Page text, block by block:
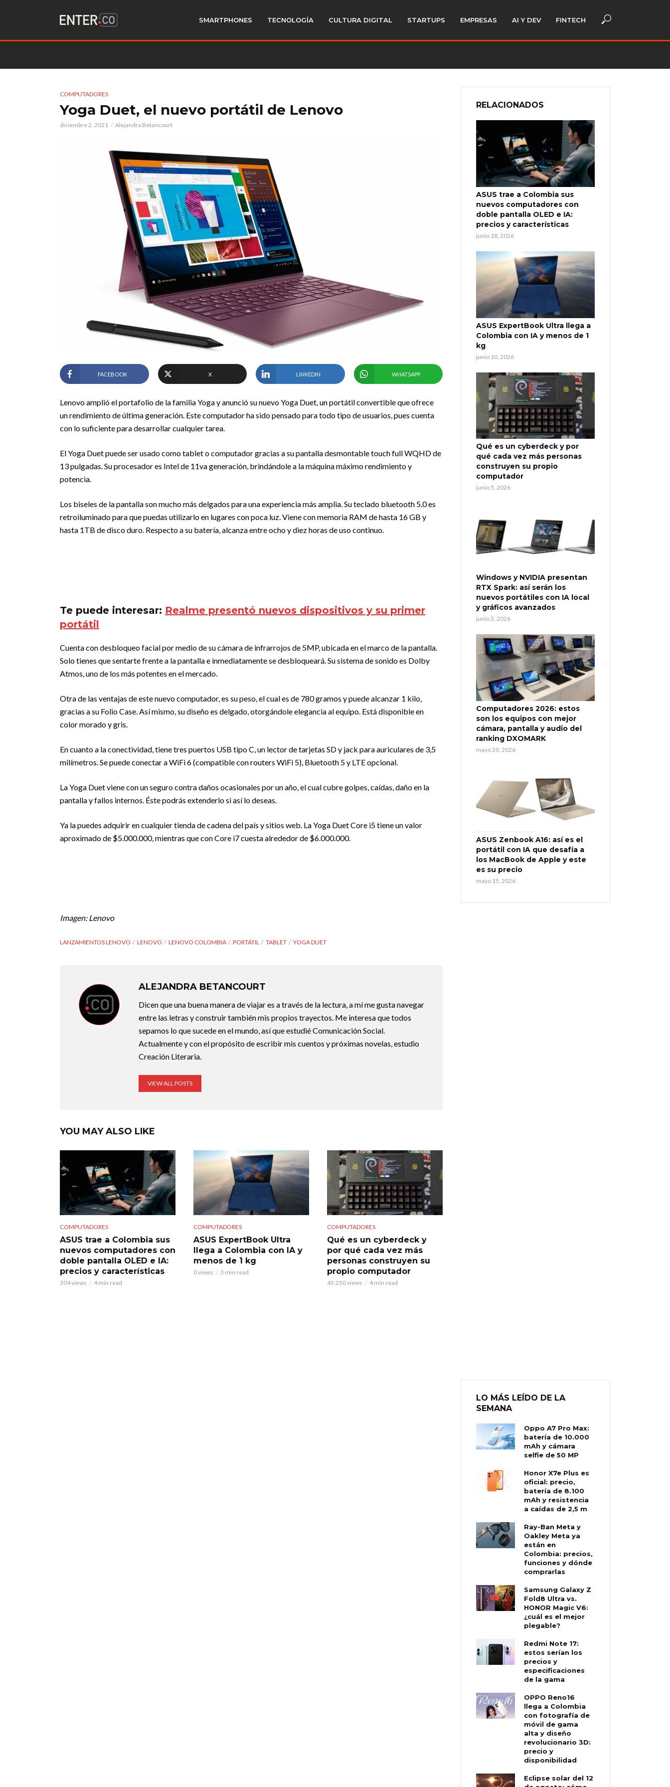
SMARTPHONES TECNOLOGÍA CULTURA DIGITAL STARTUPS EMPRESAS AI Y DEV FINTECH
COMPUTADORES
Yoga Duet, el nuevo portátil de Lenovo
diciembre 2, 2021 Alejandra Betancourt
FACEBOOK X LINKEDIN WHATSAPP
Lenovo amplió el portafolio de la familia Yoga y anunció su nuevo Yoga Duet, un portátil convertible que ofrece
un rendimiento de última generación. Este computador ha sido pensado para todo tipo de usuarios, pues cuenta
con lo suficiente para desarrollar cualquier tarea.
El Yoga Duet puede ser usado como tablet o computador gracias a su pantalla desmontable touch full WQHD de
13 pulgadas. Su procesador es Intel de 11va generación, brindándole a la máquina máximo rendimiento y
potencia.
Los biseles de la pantalla son mucho más delgados para una experiencia más amplia. Su teclado bluetooth 5.0 es
retroiluminado para que puedas utilizarlo en lugares con poca luz. Viene con memoria RAM de hasta 16 GB y
hasta 1TB de disco duro. Respecto a su batería, alcanza entre ocho y diez horas de uso continuo.
Te puede interesar: Realme presentó nuevos dispositivos y su primer
portátil
Cuenta con desbloqueo facial por medio de su cámara de infrarrojos de 5MP, ubicada en el marco de la pantalla.
Solo tienes que sentarte frente a la pantalla e inmediatamente se desbloqueará. Su sistema de sonido es Dolby
Atmos, uno de los más potentes en el mercado.
Otra de las ventajas de este nuevo computador, es su peso, el cual es de 780 gramos y puede alcanzar 1 kilo,
gracias a su Folio Case. Así mismo, su diseño es delgado, otorgándole elegancia al equipo. Está disponible en
color morado y gris.
En cuanto a la conectividad, tiene tres puertos USB tipo C, un lector de tarjetas SD y jack para auriculares de 3,5
milímetros. Se puede conectar a WiFi 6 (compatible con routers WiFi 5), Bluetooth 5 y LTE opcional.
La Yoga Duet viene con un seguro contra daños ocasionales por un año, el cual cubre golpes, caídas, daño en la
pantalla y fallos internos. Éste podrás extenderlo si así lo deseas.
Ya la puedes adquirir en cualquier tienda de cadena del país y sitios web. La Yoga Duet Core i5 tiene un valor
aproximado de $5.000.000, mientras que con Core i7 cuesta alrededor de $6.000.000.
Imagen: Lenovo
LANZAMIENTOS LENOVO LENOVO LENOVO COLOMBIA PORTÁTIL TABLET YOGA DUET
ALEJANDRA BETANCOURT
Dicen que una buena manera de viajar es a través de la lectura, a mí me gusta navegar
entre las letras y construir también mis propios trayectos. Me interesa que todos
sepamos lo que sucede en el mundo, así que estudié Comunicación Social.
Actualmente y con el propósito de escribir mis cuentos y próximas novelas, estudio
Creación Literaria.
VIEW ALL POSTS
YOU MAY ALSO LIKE
COMPUTADORES
ASUS trae a Colombia sus
nuevos computadores con
doble pantalla OLED e IA:
precios y características
304 views 4 min read
COMPUTADORES
ASUS ExpertBook Ultra
llega a Colombia con IA y
menos de 1 kg
0 views 3 min read
COMPUTADORES
Qué es un cyberdeck y
por qué cada vez más
personas construyen su
propio computador
45.250 views 4 min read
RELACIONADOS
ASUS trae a Colombia sus
nuevos computadores con
doble pantalla OLED e IA:
precios y características
junio 18, 2026
ASUS ExpertBook Ultra llega a
Colombia con IA y menos de 1
kg
junio 10, 2026
Qué es un cyberdeck y por
qué cada vez más personas
construyen su propio
computador
junio 5, 2026
Windows y NVIDIA presentan
RTX Spark: así serán los
nuevos portátiles con IA local
y gráficos avanzados
junio 2, 2026
Computadores 2026: estos
son los equipos con mejor
cámara, pantalla y audio del
ranking DXOMARK
mayo 20, 2026
ASUS Zenbook A16: así es el
portátil con IA que desafía a
los MacBook de Apple y este
es su precio
mayo 15, 2026
LO MÁS LEÍDO DE LA
SEMANA
Oppo A7 Pro Max:
batería de 10.000
mAh y cámara
selfie de 50 MP
Honor X7e Plus es
oficial: precio,
batería de 8.100
mAh y resistencia
a caídas de 2,5 m
Ray-Ban Meta y
Oakley Meta ya
están en
Colombia: precios,
funciones y dónde
comprarlas
Samsung Galaxy Z
Fold8 Ultra vs.
HONOR Magic V6:
¿cuál es el mejor
plegable?
Redmi Note 17:
estos serían los
precios y
especificaciones
de la gama
OPPO Reno16
llega a Colombia
con fotografía de
móvil de gama
alta y diseño
revolucionario 3D:
precio y
disponibilidad
Eclipse solar del 12